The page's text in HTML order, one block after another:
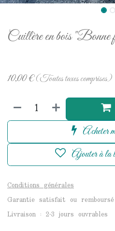
Cuillère en bois
10,00€(Toutes taxes comprises)
Acheter
Ajouter à la
Conditions générales
Garantie satisfait ou
Livraison : 2-3 jours ouvrables